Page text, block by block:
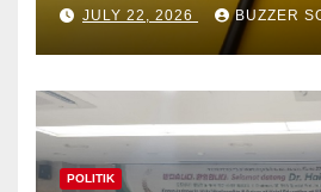
JULY 22, 2026 BUZZER
POLITIK